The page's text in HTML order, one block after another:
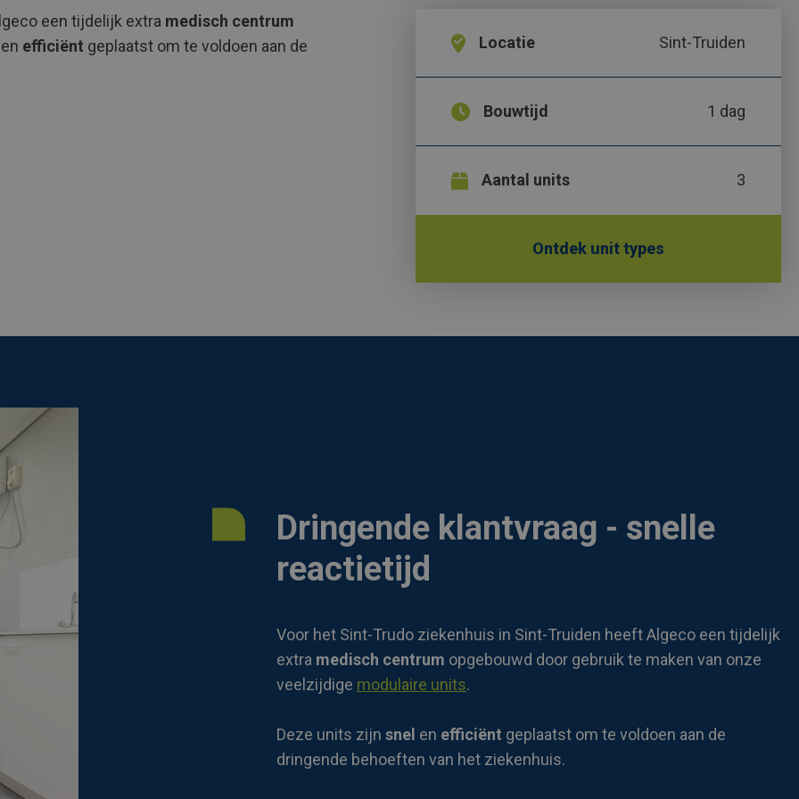
een tijdelijk extra medisch centrum
efficiënt geplaatst om te voldoen aan de Locatie Sint-Truiden
Bouwtijd 1 dag
Aantal units 3
Ontdek unit types
Dringende klantvraag - snelle
reactietijd
Voor het Sint-Trudo ziekenhuis in Sint-Truiden heeft Algeco een tijdelijk
extra medisch centrum opgebouwd door gebruik te maken van onze
veelzijdige modulaire units.
Deze units zijn snel en efficiënt geplaatst om te voldoen aan de
dringende behoeften van het ziekenhuis.